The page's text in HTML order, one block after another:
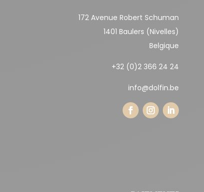
172 Avenue Robert Schuman
1401 Baulers (Nivelles)
Belgique
+32 (0)2 366 24 24
info@dolfin.be